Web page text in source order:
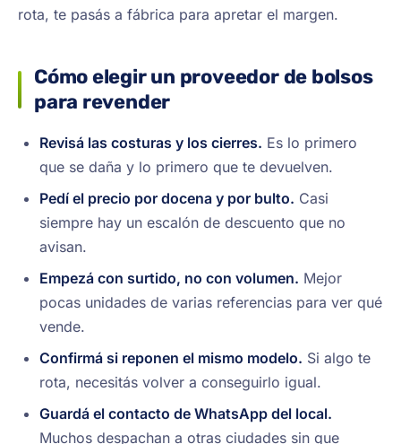
rota, te pasás a fábrica para apretar el margen.
Cómo elegir un proveedor de bolsos
para revender
Revisá las costuras y los cierres. Es lo primero
que se daña y lo primero que te devuelven.
Pedí el precio por docena y por bulto. Casi
siempre hay un escalón de descuento que no
avisan.
Empezá con surtido, no con volumen. Mejor
pocas unidades de varias referencias para ver qué
vende.
Confirmá si reponen el mismo modelo. Si algo te
rota, necesitás volver a conseguirlo igual.
Guardá el contacto de WhatsApp del local.
Muchos despachan a otras ciudades sin que